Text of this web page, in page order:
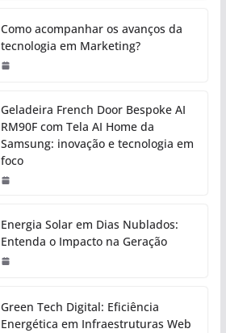
Como acompanhar os avanços da
tecnologia em Marketing?
Geladeira French Door Bespoke AI
RM90F com Tela AI Home da
Samsung: inovação e tecnologia em
foco
Energia Solar em Dias Nublados:
Entenda o Impacto na Geração
Green Tech Digital: Eficiência
Energética em Infraestruturas Web